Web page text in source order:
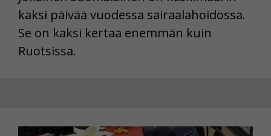
kaksi päivää vuodessa sairaalahoidossa.
Se on kaksi kertaa enemmän kuin
Ruotsissa.